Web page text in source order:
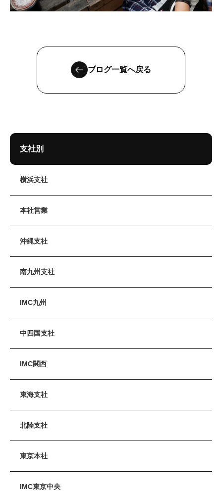
ブログ一覧へ戻る
支社別
横浜支社
本社営業
沖縄支社
南九州支社
IMC九州
中四国支社
IMC関西
東海支社
北陸支社
東京本社
IMC東京中央